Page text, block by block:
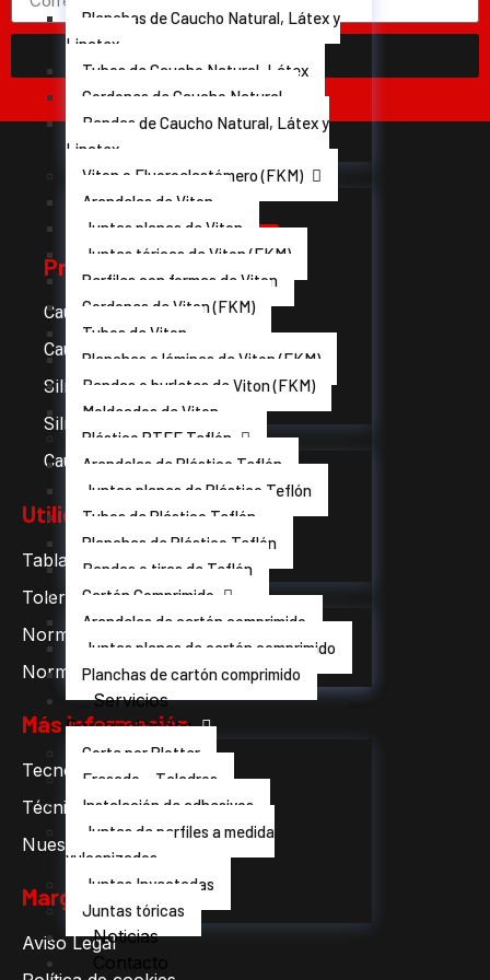
Planchas de Caucho Natural, Látex y
Linatex
Tubos de Caucho Natural, Látex
Cordones de Caucho Natural
Bandas de Caucho Natural, Látex y
Linatex
Viton o Fluoroelastómero (FKM)
Arandelas de Viton
Juntas planas de Viton
Juntas tóricas de Viton (FKM)
Perfiles con formas de Viton
Cordones de Viton (FKM)
Tubos de Viton
Planchas o láminas de Viton (FKM)
Bandas o burletes de Viton (FKM)
Moldeados de Viton
Plástico PTFE Teflón
Arandelas de Plástico Teflón
Juntas planas de Plástico Teflón
Tubos de Plástico Teflón
Planchas de Plástico Teflón
Bandas o tiras de Teflón
Cartón Comprimido
Arandelas de cartón comprimido
Juntas planas de cartón comprimido
Planchas de cartón comprimido
Servicios
Personalizados
Corte por Plotter
Fresado – Taladros
Instalación de adhesivos
Juntas de perfiles a medida
vulcanizados
Juntas Inyectadas
Juntas tóricas
Noticias
Productos
Caucho EPDM
Caucho celular
Silicon compacta
Silicona esponjosa
Caucho Neopreno CR
Utilidades
Tabla de durezas
Tolerancias generales ISO
Normativas alimentarias
Normativas ignifugas
Más información
Tecnología de plásticos
Técnicas de conformación
Nuestros valores
Margo legal
Aviso Legal